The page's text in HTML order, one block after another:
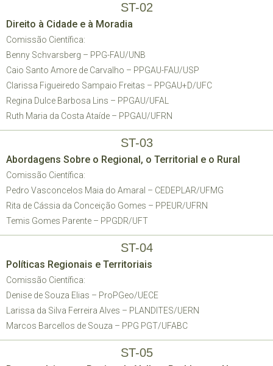
ST-02
Direito à Cidade e à Moradia
Comissão Científica:
Benny Schvarsberg – PPG-FAU/UNB
Caio Santo Amore de Carvalho – PPGAU-FAU/USP
Clarissa Figueiredo Sampaio Freitas – PPGAU+D/UFC
Regina Dulce Barbosa Lins – PPGAU/UFAL
Ruth Maria da Costa Ataíde – PPGAU/UFRN
ST-03
Abordagens Sobre o Regional, o Territorial e o Rural
Comissão Científica:
Pedro Vasconcelos Maia do Amaral – CEDEPLAR/UFMG
Rita de Cássia da Conceição Gomes – PPEUR/UFRN
Temis Gomes Parente – PPGDR/UFT
ST-04
Políticas Regionais e Territoriais
Comissão Científica:
Denise de Souza Elias – ProPGeo/UECE
Larissa da Silva Ferreira Alves – PLANDITES/UERN
Marcos Barcellos de Souza – PPG PGT/UFABC
ST-05